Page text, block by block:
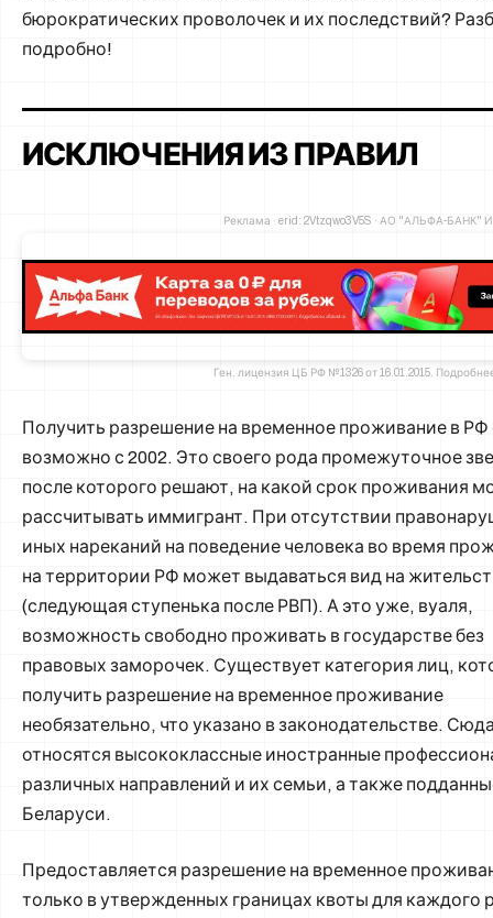
бюрократических проволочек и их последствий?
подробно!
ИСКЛЮЧЕНИЯ ИЗ ПРАВИЛ
Реклама · erid: 2Vtzqwo3V5S · АО "АЛЬФА-БАНК"
Ген. лицензия ЦБ РФ №1326 от 16.01.2015.
Получить разрешение на временное проживание в РФ
возможно с 2002. Это своего рода промежуточное
после которого решают, на какой срок проживания
рассчитывать иммигрант. При отсутствии
иных нареканий на поведение человека во время
на территории РФ может выдаваться вид на
(следующая ступенька после РВП). А это уже, вуаля,
возможность свободно проживать в государстве без
правовых заморочек. Существует категория лиц,
получить разрешение на временное проживание
необязательно, что указано в законодательстве.
относятся высококлассные иностранные
различных направлений и их семьи, а также
Беларуси.
Предоставляется разрешение на временное
только в утвержденных границах квоты для каждого